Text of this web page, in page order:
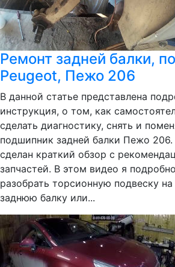
Ремонт задней балки,
Peugeot, Пежо 206
В данной статье представлена
инструкция, о том, как
сделать диагностику, снять и
подшипник задней балки Пежо 206.
сделан краткий обзор с
запчастей. В этом видео я
разобрать торсионную подвеску
заднюю балку или...